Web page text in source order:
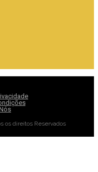
os direitos Reservados